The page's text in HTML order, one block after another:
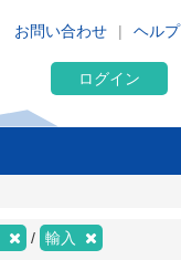
お問い合わせ ヘルプ
ログイン
輸入